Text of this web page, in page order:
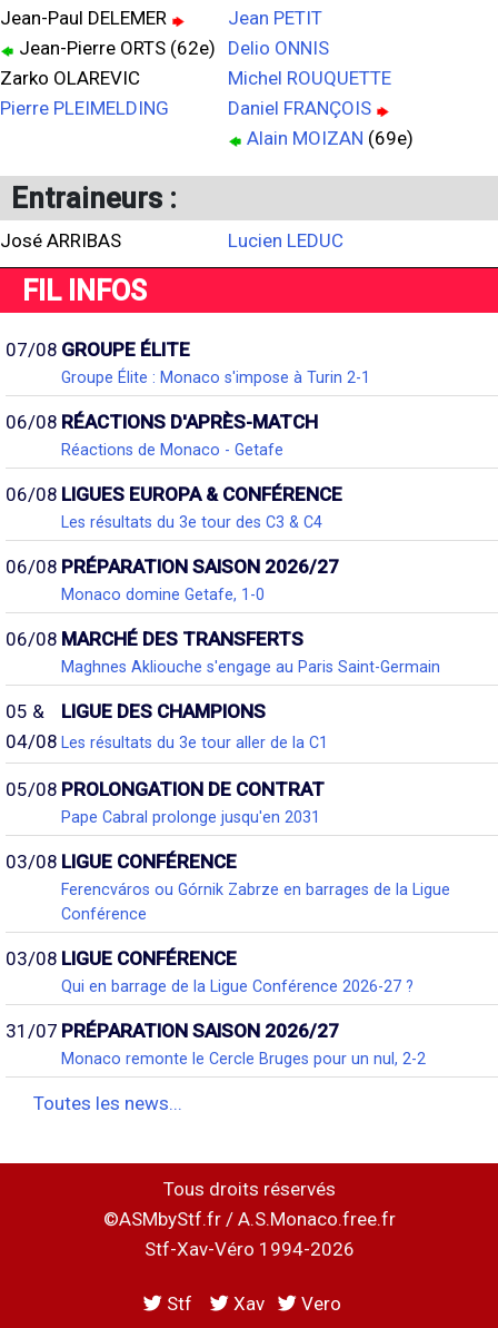
Jean-Paul DELEMER
Jean-Pierre ORTS (62e)
Zarko OLAREVIC
Pierre PLEIMELDING
Jean PETIT
Delio ONNIS
Michel ROUQUETTE
Daniel FRANÇOIS
Alain MOIZAN (69e)
Entraineurs :
José ARRIBAS Lucien LEDUC
FIL INFOS
07/08 GROUPE ÉLITE
Groupe Élite : Monaco s'impose à Turin 2-1
06/08 RÉACTIONS D'APRÈS-MATCH
Réactions de Monaco - Getafe
06/08 LIGUES EUROPA & CONFÉRENCE
Les résultats du 3e tour des C3 & C4
06/08 PRÉPARATION SAISON 2026/27
Monaco domine Getafe, 1-0
06/08 MARCHÉ DES TRANSFERTS
Maghnes Akliouche s'engage au Paris Saint-Germain
05 &
04/08
LIGUE DES CHAMPIONS
Les résultats du 3e tour aller de la C1
05/08 PROLONGATION DE CONTRAT
Pape Cabral prolonge jusqu'en 2031
03/08 LIGUE CONFÉRENCE
Ferencváros ou Górnik Zabrze en barrages de la Ligue
Conférence
03/08 LIGUE CONFÉRENCE
Qui en barrage de la Ligue Conférence 2026-27 ?
31/07 PRÉPARATION SAISON 2026/27
Monaco remonte le Cercle Bruges pour un nul, 2-2
Toutes les news...
Tous droits réservés
©ASMbyStf.fr / A.S.Monaco.free.fr
Stf-Xav-Véro 1994-2026
Stf Xav
Vero